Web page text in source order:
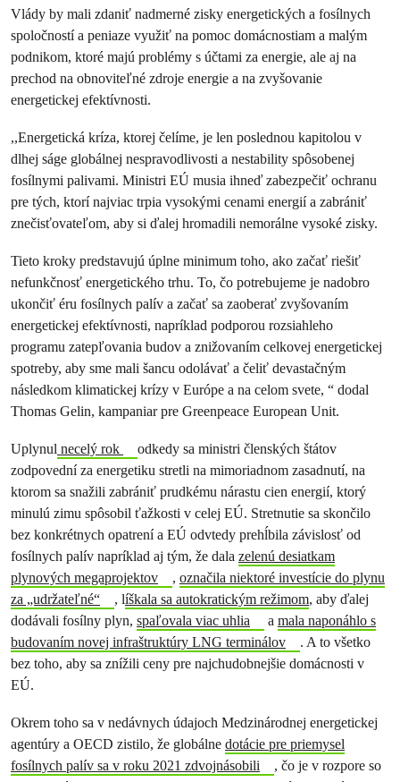
Vlády by mali zdaniť nadmerné zisky energetických a fosílnych
spoločností a peniaze využiť na pomoc domácnostiam a malým
podnikom, ktoré majú problémy s účtami za energie, ale aj na
prechod na obnoviteľné zdroje energie a na zvyšovanie
energetickej efektívnosti.
,,Energetická kríza, ktorej čelíme, je len poslednou kapitolou v
dlhej ságe globálnej nespravodlivosti a nestability spôsobenej
fosílnymi palivami. Ministri EÚ musia ihneď zabezpečiť ochranu
pre tých, ktorí najviac trpia vysokými cenami energií a zabrániť
znečisťovateľom, aby si ďalej hromadili nemorálne vysoké zisky.
Tieto kroky predstavujú úplne minimum toho, ako začať riešiť
nefunkčnosť energetického trhu. To, čo potrebujeme je nadobro
ukončiť éru fosílnych palív a začať sa zaoberať zvyšovaním
energetickej efektívnosti, napríklad podporou rozsiahleho
programu zatepľovania budov a znižovaním celkovej energetickej
spotreby, aby sme mali šancu odolávať a čeliť devastačným
následkom klimatickej krízy v Európe a na celom svete, “ dodal
Thomas Gelin, kampaniar pre Greenpeace European Unit.
Uplynul necelý rok
odkedy sa ministri členských štátov
zodpovední za energetiku stretli na mimoriadnom zasadnutí, na
ktorom sa snažili zabrániť prudkému nárastu cien energií, ktorý
minulú zimu spôsobil ťažkosti v celej EÚ. Stretnutie sa skončilo
bez konkrétnych opatrení a EÚ odvtedy prehĺbila závislosť od
fosílnych palív napríklad aj tým, že dala zelenú desiatkam
plynových megaprojektov
, označila niektoré investície do plynu
za „udržateľné“
, líškala sa autokratickým režimom, aby ďalej
dodávali fosílny plyn, spaľovala viac uhlia a mala naponáhlo s
budovaním novej infraštruktúry LNG terminálov
. A to všetko
bez toho, aby sa znížili ceny pre najchudobnejšie domácnosti v
EÚ.
Okrem toho sa v nedávnych údajoch Medzinárodnej energetickej
agentúry a OECD zistilo, že globálne dotácie pre priemysel
fosílnych palív sa v roku 2021 zdvojnásobili
, čo je v rozpore so